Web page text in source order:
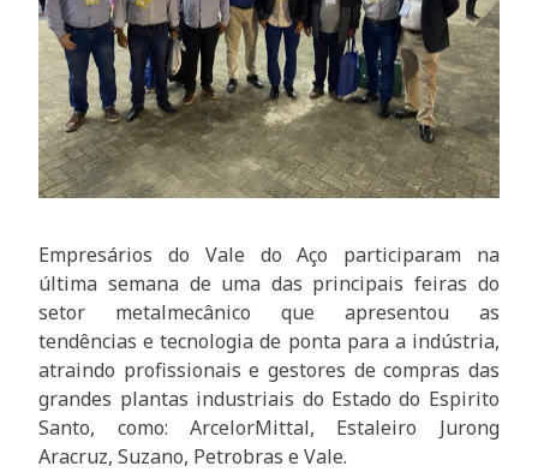
Empresários do Vale do Aço participaram na
última semana de uma das principais feiras do
setor metalmecânico que apresentou as
tendências e tecnologia de ponta para a indústria,
atraindo profissionais e gestores de compras das
grandes plantas industriais do Estado do Espirito
Santo, como: ArcelorMittal, Estaleiro Jurong
Aracruz, Suzano, Petrobras e Vale.